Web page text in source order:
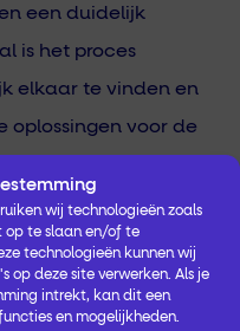
wij technologieën zoals
op te slaan en/of te
technologieën kunnen wij
op deze site verwerken. Als je
intrekt, kan dit een
en mogelijkheden.
een duidelijk
is het proces
elkaar te vinden en
oplossingen voor de